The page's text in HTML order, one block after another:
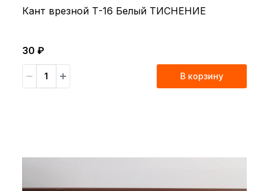
Кант врезной Т-16 Белый ТИСНЕНИЕ
30 ₽
В корзину